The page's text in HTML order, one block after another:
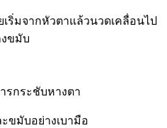
ริ่มจากหัวตาแล้วนวดเคลื่อนไป
ขมับ
รกระชับหางตา
ขมับอย่างเบามือ